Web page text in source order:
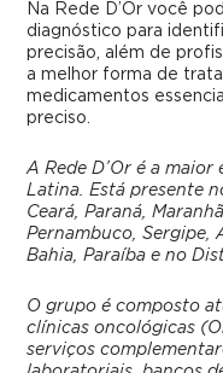
Na Rede D’Or você
diagnóstico para
precisão, além de
a melhor forma de
medicamentos
preciso.
A Rede D’Or é a
Latina. Está presente
Ceará, Paraná,
Pernambuco, Sergipe,
Bahia, Paraíba e no
O grupo é composto
clínicas oncológicas
serviços